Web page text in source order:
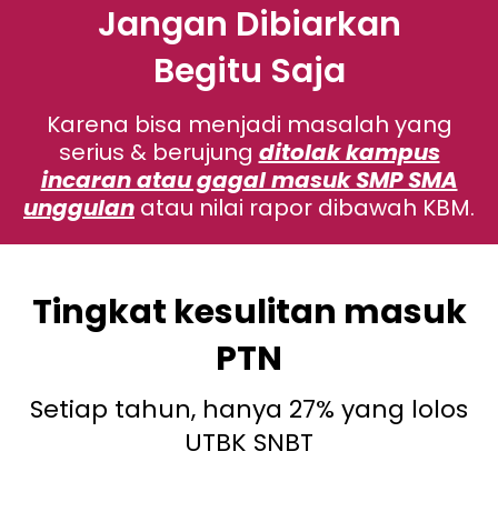
Jangan Dibiarkan
Begitu Saja
Karena bisa menjadi masalah yang
serius & berujung ditolak kampus
incaran atau gagal masuk SMP SMA
unggulan atau nilai rapor dibawah KBM.
Tingkat kesulitan masuk
PTN
Setiap tahun, hanya 27% yang lolos
UTBK SNBT